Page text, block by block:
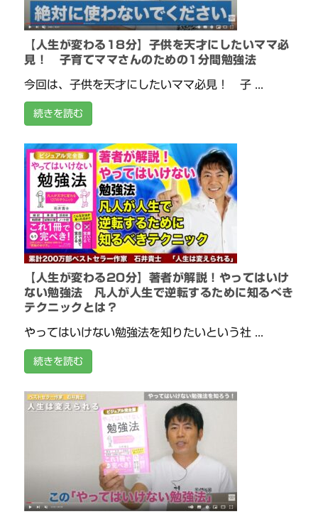
【人生が変わる18分】子供を天才にしたいママ必
見！ 子育てママさんのための1分間勉強法
今回は、子供を天才にしたいママ必見！ 子 ...
続きを読む
【人生が変わる20分】著者が解説！やってはいけ
ない勉強法 凡人が人生で逆転するために知るべき
テクニックとは？
やってはいけない勉強法を知りたいという社 ...
続きを読む